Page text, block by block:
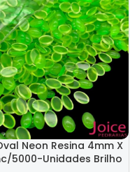
Neon Resina 4mm X
5000-Unidades Brilho